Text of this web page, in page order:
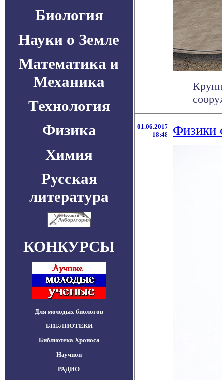
Биология
Науки о Земле
Математика и
Механика
Технология
Физика
Химия
Русская
литература
КОНКУРСЫ
Для молодых биологов
БИБЛИОТЕКИ
Библиотека Хроноса
Научпоп
РАДИО
01.06.2017
18:48
Физики